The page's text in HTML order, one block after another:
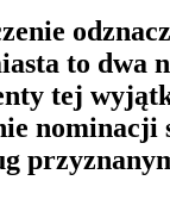
to dwa
tej